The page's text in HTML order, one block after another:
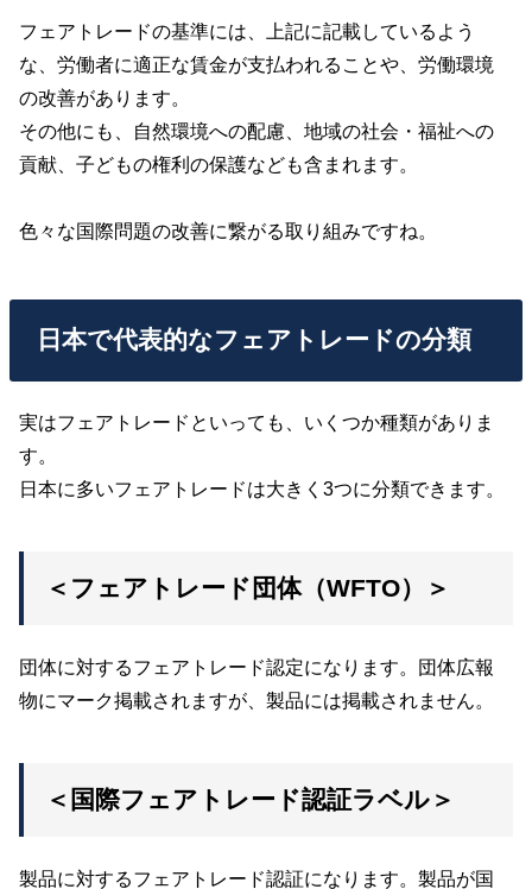
フェアトレードの基準には、上記に記載しているよう
な、労働者に適正な賃金が支払われることや、労働環境
の改善があります。
その他にも、自然環境への配慮、地域の社会・福祉への
貢献、子どもの権利の保護なども含まれます。
色々な国際問題の改善に繋がる取り組みですね。
日本で代表的なフェアトレードの分類
実はフェアトレードといっても、いくつか種類がありま
す。
日本に多いフェアトレードは大きく3つに分類できます。
＜フェアトレード団体（WFTO）＞
団体に対するフェアトレード認定になります。団体広報
物にマーク掲載されますが、製品には掲載されません。
＜国際フェアトレード認証ラベル＞
製品に対するフェアトレード認証になります。製品が国